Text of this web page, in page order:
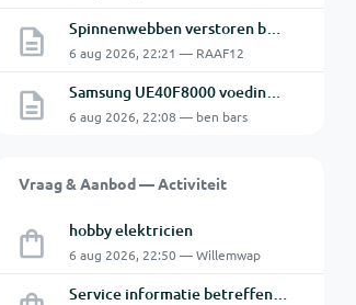
Spinnenwebben verstoren beeld bewakingscamera's
6 aug 2026, 22:21 — RAAF12
Samsung UE40F8000 voeding BN44-00635A defect
6 aug 2026, 22:08 — ben bars
Vraag & Aanbod — Activiteit
hobby elektricien
6 aug 2026, 22:50 — Willemwap
Service informatie betreffende een GFC-8010 van GW